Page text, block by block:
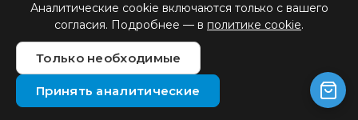
Я даю согласие ООО «Архангельское
протезно-ортопедическое
предприятие» на обработку моих
персональных данных на условиях
согласияи подтверждаю ознакомление
сполитикой конфиденциальности
Аналитические cookie включаются только с вашего
согласия. Подробнее — в политике cookie.
Только необходимые
Принять аналитические